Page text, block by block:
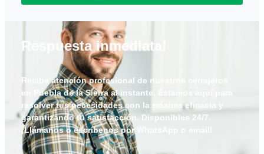
Respuesta inmediata!
Recibe atención profesional de nuestros cerrajeros
en
Puebla de la Sierraal instante. Estamos aquí para
resolver tus necesidades con la máxima eficacia y
garantizando tu satisfacción. Disponibles 24/7.
¡Llámanos o escríbenos por WhatsApp o email!